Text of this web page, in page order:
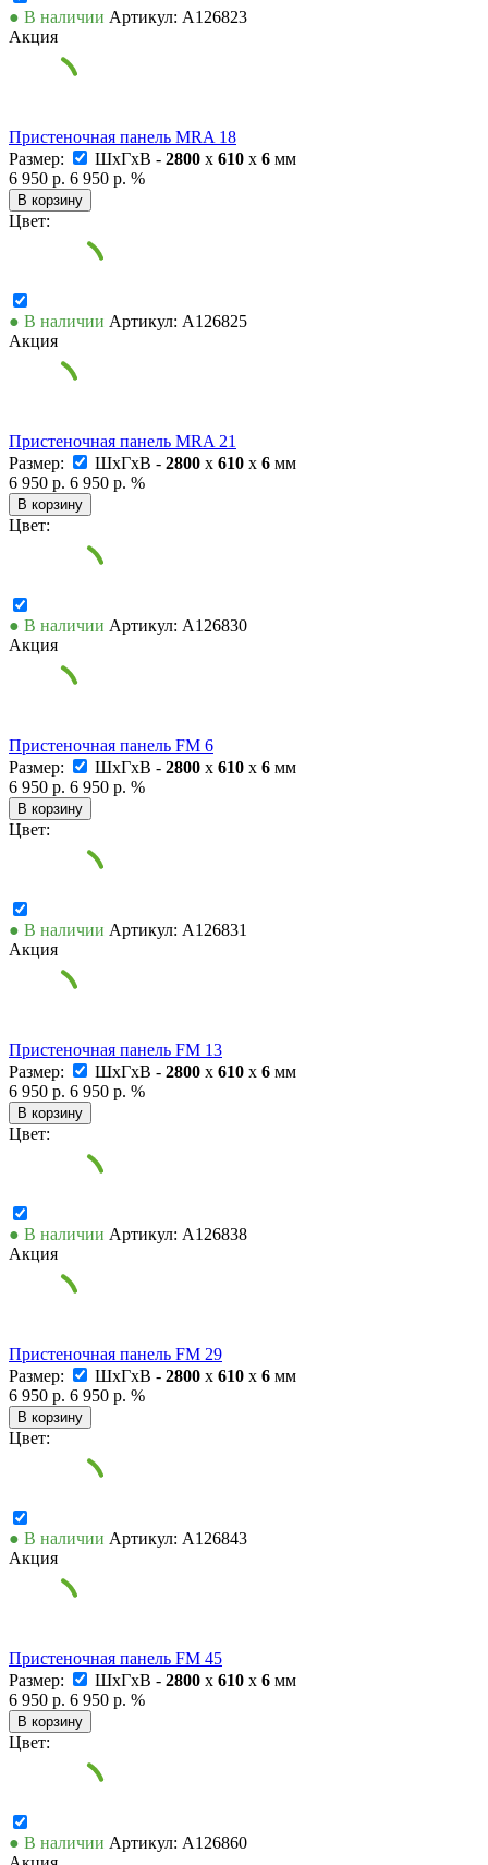
● В наличии Артикул: А126823
Акция
Пристеночная панель MRA 18
Размер:
ШxГxВ - 2800 x 610 x 6 мм
6 950 р. 6 950 р. %
В корзину
Цвет:
● В наличии Артикул: А126825
Акция
Пристеночная панель MRA 21
Размер:
ШxГxВ - 2800 x 610 x 6 мм
6 950 р. 6 950 р. %
В корзину
Цвет:
● В наличии Артикул: А126830
Акция
Пристеночная панель FM 6
Размер:
ШxГxВ - 2800 x 610 x 6 мм
6 950 р. 6 950 р. %
В корзину
Цвет:
● В наличии Артикул: А126831
Акция
Пристеночная панель FM 13
Размер:
ШxГxВ - 2800 x 610 x 6 мм
6 950 р. 6 950 р. %
В корзину
Цвет:
● В наличии Артикул: А126838
Акция
Пристеночная панель FM 29
Размер:
ШxГxВ - 2800 x 610 x 6 мм
6 950 р. 6 950 р. %
В корзину
Цвет:
● В наличии Артикул: А126843
Акция
Пристеночная панель FM 45
Размер:
ШxГxВ - 2800 x 610 x 6 мм
6 950 р. 6 950 р. %
В корзину
Цвет:
● В наличии Артикул: А126860